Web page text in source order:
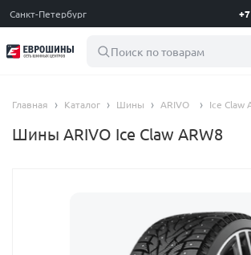
Санкт-Петербург
Поиск по товарам
Главная Каталог Шины ARIVO Ice Claw
Шины ARIVO Ice Claw ARW8